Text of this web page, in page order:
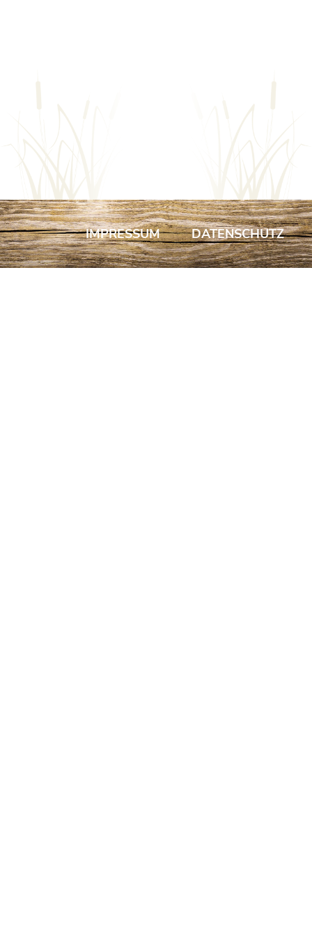
NAVIGATION
ÜBERSPRINGENIMPRESSUM DATENSCHUTZ